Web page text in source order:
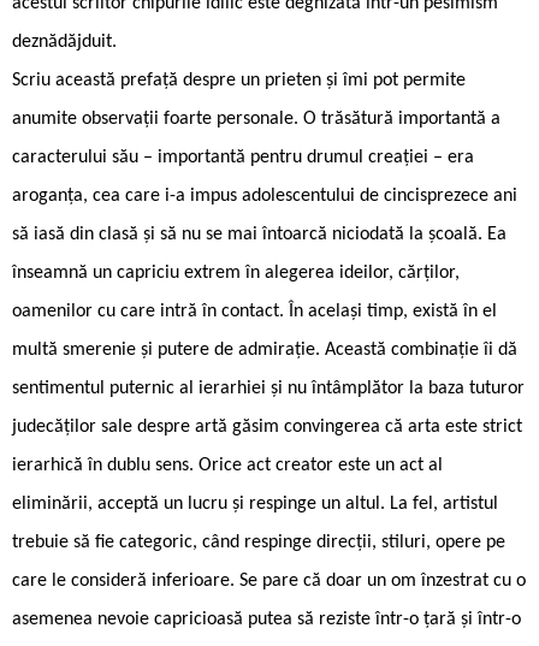
deznădăjduit.
Scriu această prefață despre un prieten și îmi pot permite
anumite observații foarte personale. O trăsătură importantă a
caracterului său – importantă pentru drumul creației – era
aroganța, cea care i-a impus adolescentului de cincisprezece ani
să iasă din clasă și să nu se mai întoarcă niciodată la școală. Ea
înseamnă un capriciu extrem în alegerea ideilor, cărților,
oamenilor cu care intră în contact. În același timp, există în el
multă smerenie și putere de admirație. Această combinație îi dă
sentimentul puternic al ierarhiei și nu întâmplător la baza tuturor
judecăților sale despre artă găsim convingerea că arta este strict
ierarhică în dublu sens. Orice act creator este un act al
eliminării, acceptă un lucru și respinge un altul. La fel, artistul
trebuie să fie categoric, când respinge direcții, stiluri, opere pe
care le consideră inferioare. Se pare că doar un om înzestrat cu o
asemenea nevoie capricioasă putea să reziste într-o țară și într-o